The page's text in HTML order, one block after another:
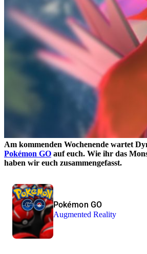
Am kommenden Wochenende wartet
Pokémon GO auf euch. Wie ihr das
haben wir euch zusammengefasst.
Pokémon GO
Augmented Reality